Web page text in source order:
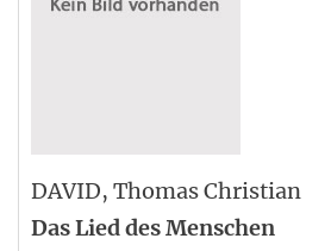
DAVID, Thomas Christian
Das Lied des Menschen